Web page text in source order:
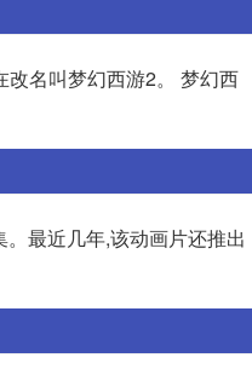
改名叫梦幻西游2。 梦幻西
最近几年,该动画片还推出